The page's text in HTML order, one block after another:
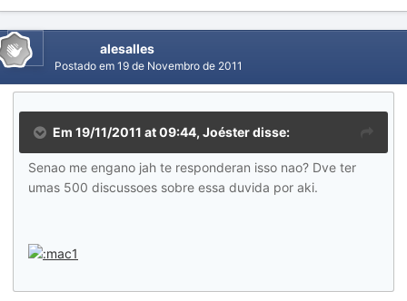
alesalles
Postado em 19 de Novembro de 2011
Em 19/11/2011 at 09:44, Joéster disse:
Senao me engano jah te responderan isso nao? Dve ter
umas 500 discussoes sobre essa duvida por aki.